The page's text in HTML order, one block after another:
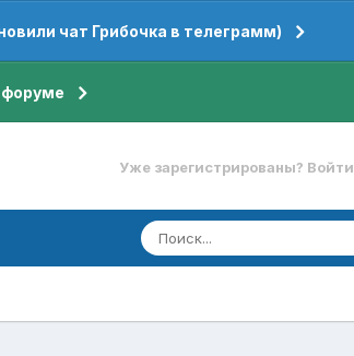
чат Грибочка в телеграмм)
форуме
Уже зарегистрированы? Войти